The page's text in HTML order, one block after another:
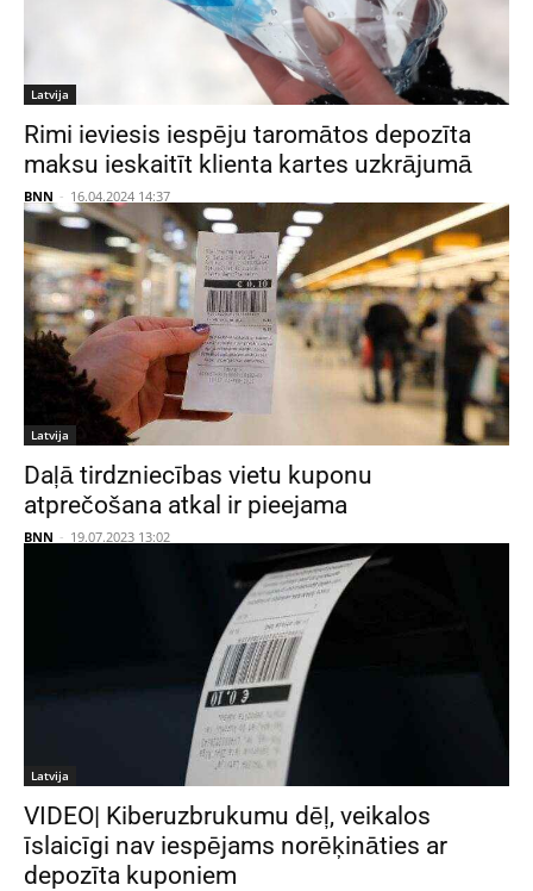
Latvija
Rimi ieviesis iespēju taromātos depozīta
maksu ieskaitīt klienta kartes uzkrājumā
BNN - 16.04.2024 14:37
Latvija
Daļā tirdzniecības vietu kuponu
atprečošana atkal ir pieejama
BNN - 19.07.2023 13:02
Latvija
VIDEO| Kiberuzbrukumu dēļ, veikalos
īslaicīgi nav iespējams norēķināties ar
depozīta kuponiem